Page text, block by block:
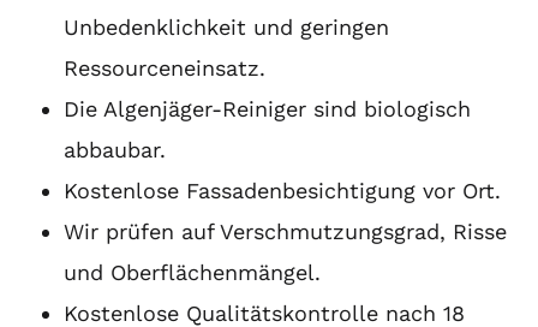
Unbedenklichkeit und geringen
Ressourceneinsatz.
Die Algenjäger-Reiniger sind biologisch
abbaubar.
Kostenlose Fassadenbesichtigung vor Ort.
Wir prüfen auf Verschmutzungsgrad, Risse
und Oberflächenmängel.
Kostenlose Qualitätskontrolle nach 18